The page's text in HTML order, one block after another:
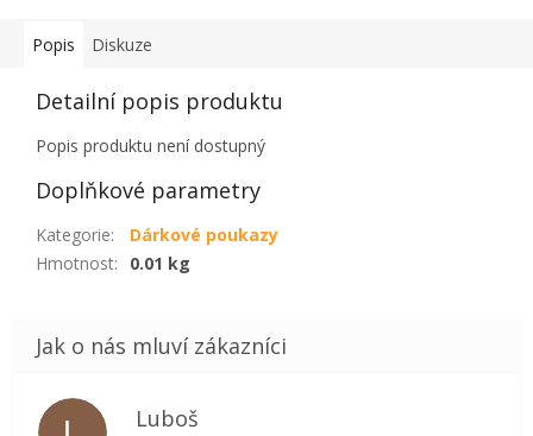
Popis Diskuze
Detailní popis produktu
Popis produktu není dostupný
Doplňkové parametry
Kategorie:
Dárkové poukazy
Hmotnost: 0.01 kg
Luboš